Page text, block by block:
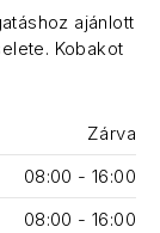
ajánlott
Kobakot
Zárva
08:00 - 16:00
08:00 - 16:00